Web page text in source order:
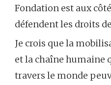
Fondation est aux
défendent les droits
Je crois que la
et la chaîne humaine
travers le monde